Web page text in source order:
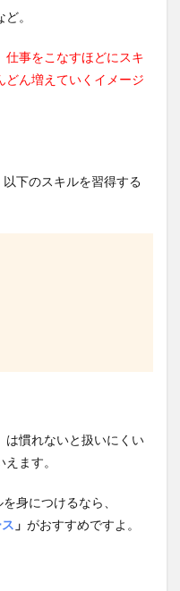
。
仕事をこなすほどにスキ
どん増えていくイメージ
下のスキルを習得する
は慣れないと扱いにくい
ます。
身につけるなら、
」 がおすすめですよ。